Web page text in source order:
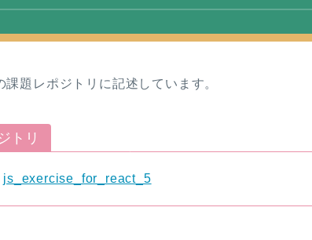
題レポジトリに記述しています。
トリ
js_exercise_for_react_5